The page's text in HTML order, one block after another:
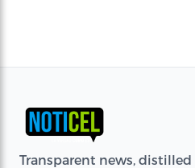
Transparent news, distilled